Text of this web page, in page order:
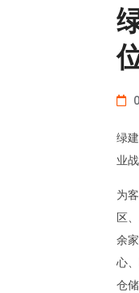
绿
业
为
区
余
心
仓